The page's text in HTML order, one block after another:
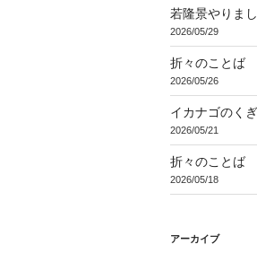
若隆景やりまし
2026/05/29
折々のことば
2026/05/26
イカナゴのく
2026/05/21
折々のことば
2026/05/18
アーカイブ